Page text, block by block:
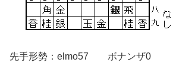
先手形勢：elmo57 ボナンザ0